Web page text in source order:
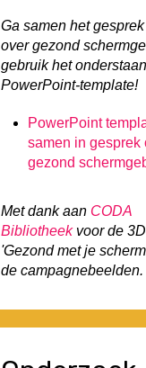
Ga samen het
over gezond
gebruik het
PowerPoint-template!
PowerPoint
samen in gesprek
gezond
Met dank aan CODA
Bibliotheekvoor de
'Gezond met je
de campagnebeelden.